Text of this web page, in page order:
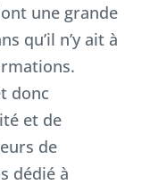
une grande
qu’il n’y ait à
donc
et de
de
dédié à